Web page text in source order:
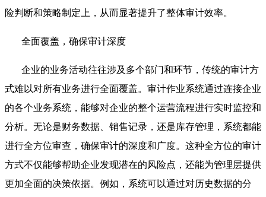
险判断和策略制定上，从而显著提升了整体审计效率。
全面覆盖，确保审计深度
企业的业务活动往往涉及多个部门和环节，传统的审计方
式难以对所有业务进行全面覆盖。审计作业系统通过连接企业
的各个业务系统，能够对企业的整个运营流程进行实时监控和
分析。无论是财务数据、销售记录，还是库存管理，系统都能
进行全方位审查，确保审计的深度和广度。这种全方位的审计
方式不仅能够帮助企业发现潜在的风险点，还能为管理层提供
更加全面的决策依据。例如，系统可以通过对历史数据的分